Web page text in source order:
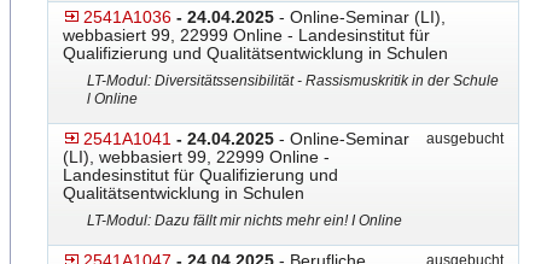
2541A1036 - 24.04.2025 - Online-Seminar (LI),
webbasiert 99, 22999 Online - Landesinstitut für
Qualifizierung und Qualitätsentwicklung in Schulen
LT-Modul: Diversitätssensibilität - Rassismuskritik in der Schule
l Online
2541A1041 - 24.04.2025 - Online-Seminar
(LI), webbasiert 99, 22999 Online -
Landesinstitut für Qualifizierung und
Qualitätsentwicklung in Schulen
ausgebucht
LT-Modul: Dazu fällt mir nichts mehr ein! I Online
ausgebucht